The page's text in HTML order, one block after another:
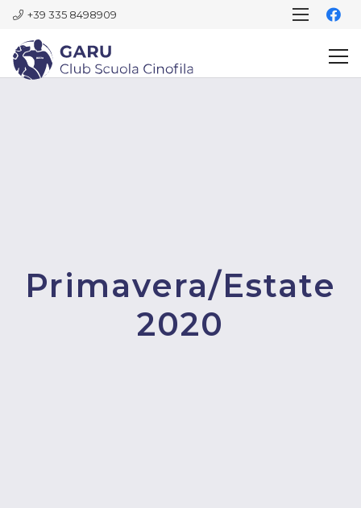
+39 335 8498909
Primavera/Estate
2020